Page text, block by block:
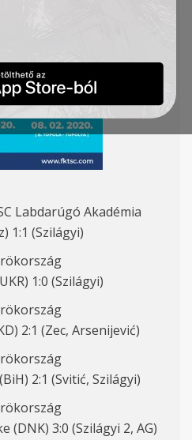
Labdarúgó Akadémia
1:1 (Szilágyi)
1:0 (Szilágyi)
2:1 (Zec, Arsenijević)
2:1 (Svitić, Szilágyi)
(DNK) 3:0 (Szilágyi 2, AG)